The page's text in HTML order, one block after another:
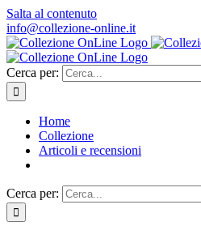
Salta al contenuto
info@collezione-online.it
Cerca per:
Home
Collezione
Articoli e recensioni
Cerca per: